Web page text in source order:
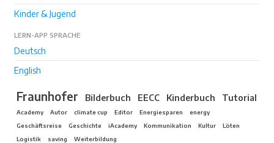
Kinder & Jugend
LERN-APP SPRACHE
Deutsch
English
Fraunhofer Bilderbuch EECC Kinderbuch Tutorial
Academy Autor climate cup Editor Energiesparen
energy
Geschäftsreise
Geschichte iAcademy Kommunikation Kultur
Löten
Logistik
saving Weiterbildung